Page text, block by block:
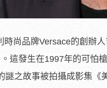
尚品牌Versace的創辦
這發生在1997年的可怕
之故事被拍攝成影集《